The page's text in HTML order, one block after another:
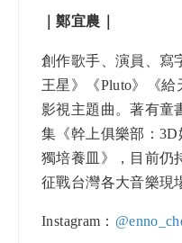
｜鄭宜農｜
創作歌手、演員、寫
王星》《Pluto》《
影視主題曲。著有童
集《幹上俱樂部：
獨培養皿》，目前仍
征戰台灣各大音樂現
Instagram： @